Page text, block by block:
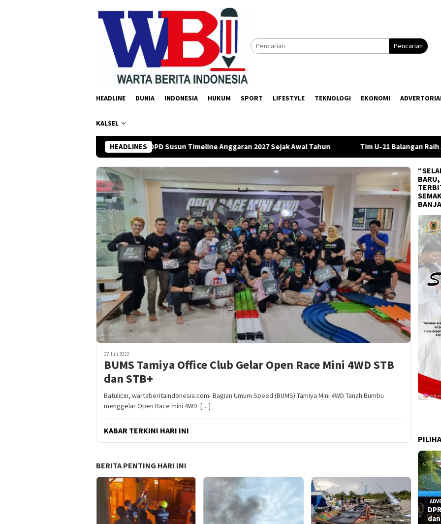
Pencarian
HEADLINE DUNIA INDONESIA HUKUM SPORT LIFESTYLE TEKNOLOGI EKONOMI
KALSEL
HEADLINES
Firman Yusi Minta OPD Susun Timeline Anggaran 2027 Sejak Awal Tahun Tim U-21 Balangan Raih Juara III di Gubernur
27 Juli 2022
BUMS Tamiya Office Club Gelar Open Race Mini 4WD STB
dan STB+
Batulicin, wartaberitaindonesia.com- Bagian Umum Speed (BUMS) Tamiya Mini 4WD Tanah Bumbu
menggelar Open Race mini 4WD […]
KABAR TERKINI HARI INI
BERITA PENTING HARI INI